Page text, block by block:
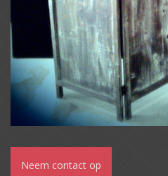
Neem contact op